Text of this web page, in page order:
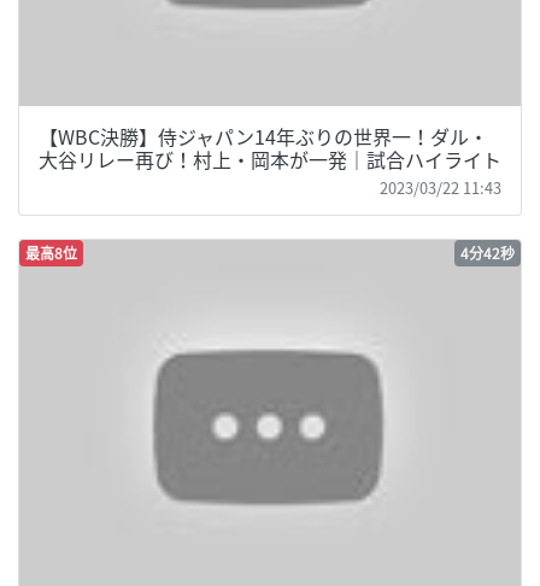
【WBC決勝】侍ジャパン14年ぶりの世界一！ダル・
大谷リレー再び！村上・岡本が一発｜試合ハイライト
2023/03/22 11:43
最高8位 4分42秒